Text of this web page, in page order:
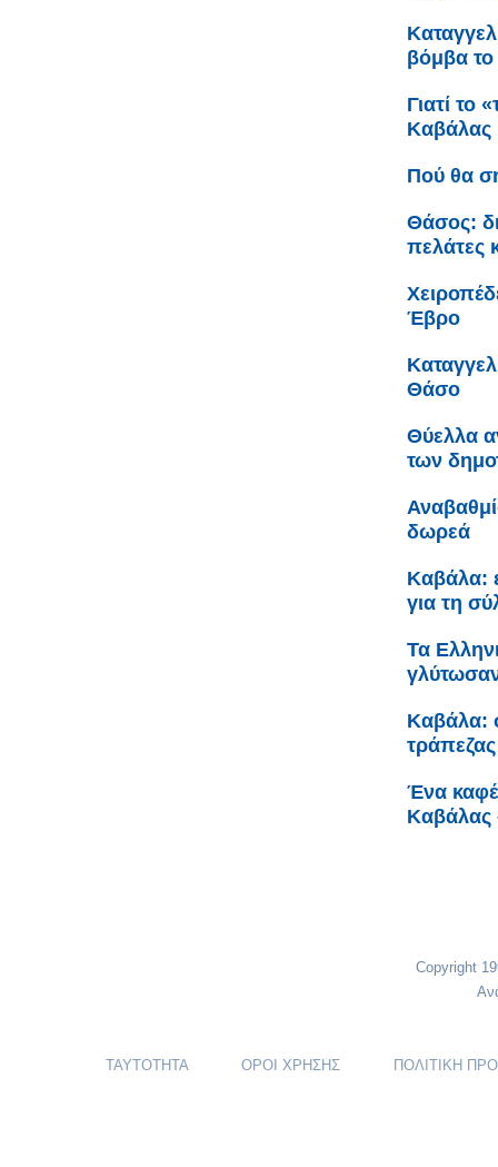
βόμβα το
Γιατί το
Καβάλας
Πού θα
Θάσος:
πελάτες
Έβρο
Θάσο
Θύελλα
των
δωρεά
Καβάλα:
για τη
Τα
Καβάλα:
τράπεζας
Ένα καφέ
Καβάλας
Copyright
ΤΑΥΤΟΤΗΤΑ ΟΡΟΙ ΧΡΗΣΗΣ ΠΟΛΙΤΙΚΗ